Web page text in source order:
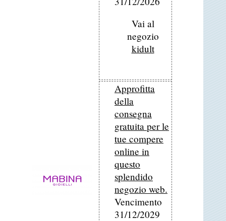
Vai al
negozio
kidult
Approfitta
della
consegna
gratuita per le
tue compere
online in
questo
splendido
negozio web.
Vencimento
31/12/2029